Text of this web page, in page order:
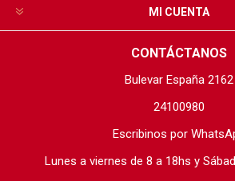
MI CUENTA
CONTÁCTANOS
Bulevar España 2162
24100980
Escribinos por
Lunes a viernes de 8 a 18hs y